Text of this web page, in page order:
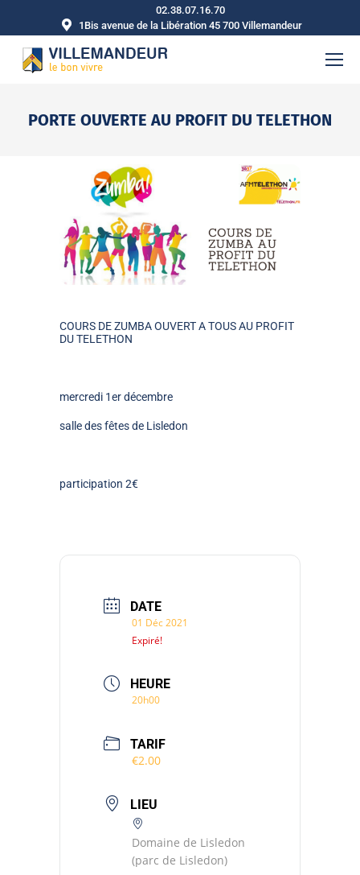
02.38.07.16.70
1Bis avenue de la Libération 45 700 Villemandeur
PORTE OUVERTE AU PROFIT DU TELETHON
COURS DE ZUMBA OUVERT A TOUS AU PROFIT
DU TELETHON
mercredi 1er décembre
salle des fêtes de Lisledon
participation 2€
DATE
01 Déc 2021
Expiré!
HEURE
20h00
TARIF
€2.00
LIEU
Domaine de Lisledon
(parc de Lisledon)